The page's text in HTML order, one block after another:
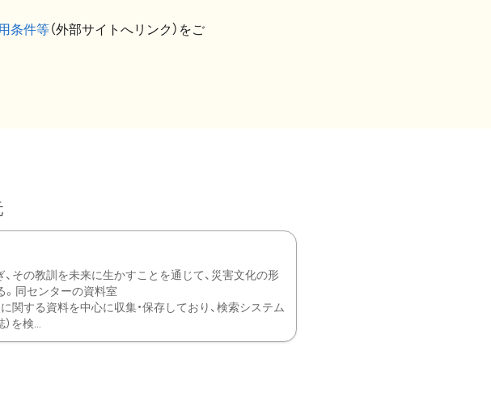
条件等（外部サイトへリンク）をご
その教訓を未来に生かすことを通じて、災害文化の形
。同センターの資料室
する資料を中心に収集・保存しており、検索システム
を検...